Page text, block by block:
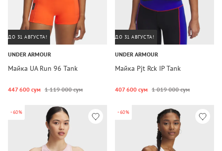
ДО 31 АВГУСТА!
UNDER ARMOUR
Майка UA Run 96 Tank
447 600 сум 1 119 000 сум
ДО 31 АВГУСТА!
UNDER ARMOUR
Майка Pjt Rck IP Tank
407 600 сум 1 019 000 сум
-60% -60%